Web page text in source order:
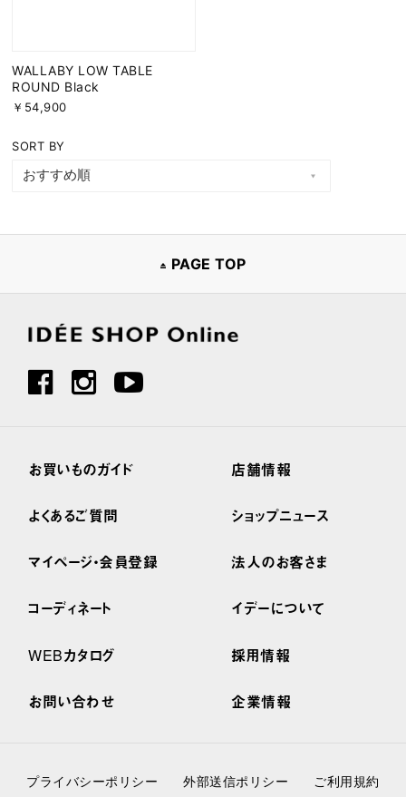
WALLABY LOW TABLE
ROUND Black
￥54,900
SORT BY
PAGE TOP
お買いものガイド
よくあるご質問
マイページ・会員登録
コーディネート
WEBカタログ
お問い合わせ
店舗情報
ショップニュース
法人のお客さま
イデーについて
採用情報
企業情報
プライバシーポリシー 外部送信ポリシー ご利用規約